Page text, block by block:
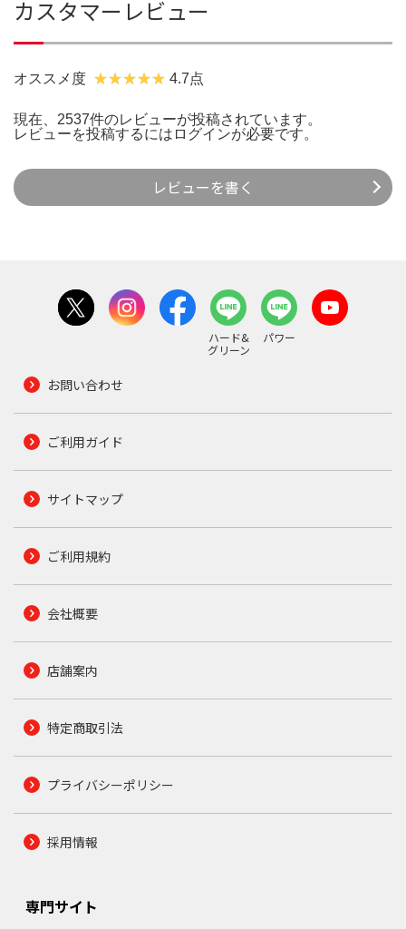
カスタマーレビュー
オススメ度 4.7点
現在、2537件のレビューが投稿されています。
レビューを投稿するには ログインが必要です。
レビューを書く
ハード&
グリーン
パワー
お問い合わせ
ご利用ガイド
サイトマップ
ご利用規約
会社概要
店舗案内
特定商取引法
プライバシーポリシー
採用情報
専門サイト